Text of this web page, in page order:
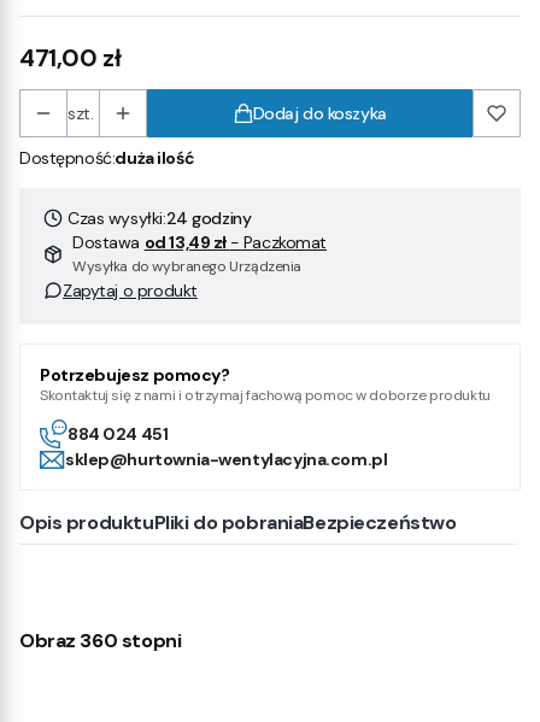
Cena
471,00 zł
szt. Dodaj do koszyka
Dostępność:duża ilość
Czas wysyłki:24 godziny
Dostawa od 13,49 zł - Paczkomat
Wysyłka do wybranego Urządzenia
Zapytaj o produkt
Potrzebujesz pomocy?
Skontaktuj się z nami i otrzymaj fachową pomoc w doborze produktu
884 024 451
sklep@hurtownia-wentylacyjna.com.pl
Opis produktuPliki do pobraniaBezpieczeństwo
Obraz 360 stopni